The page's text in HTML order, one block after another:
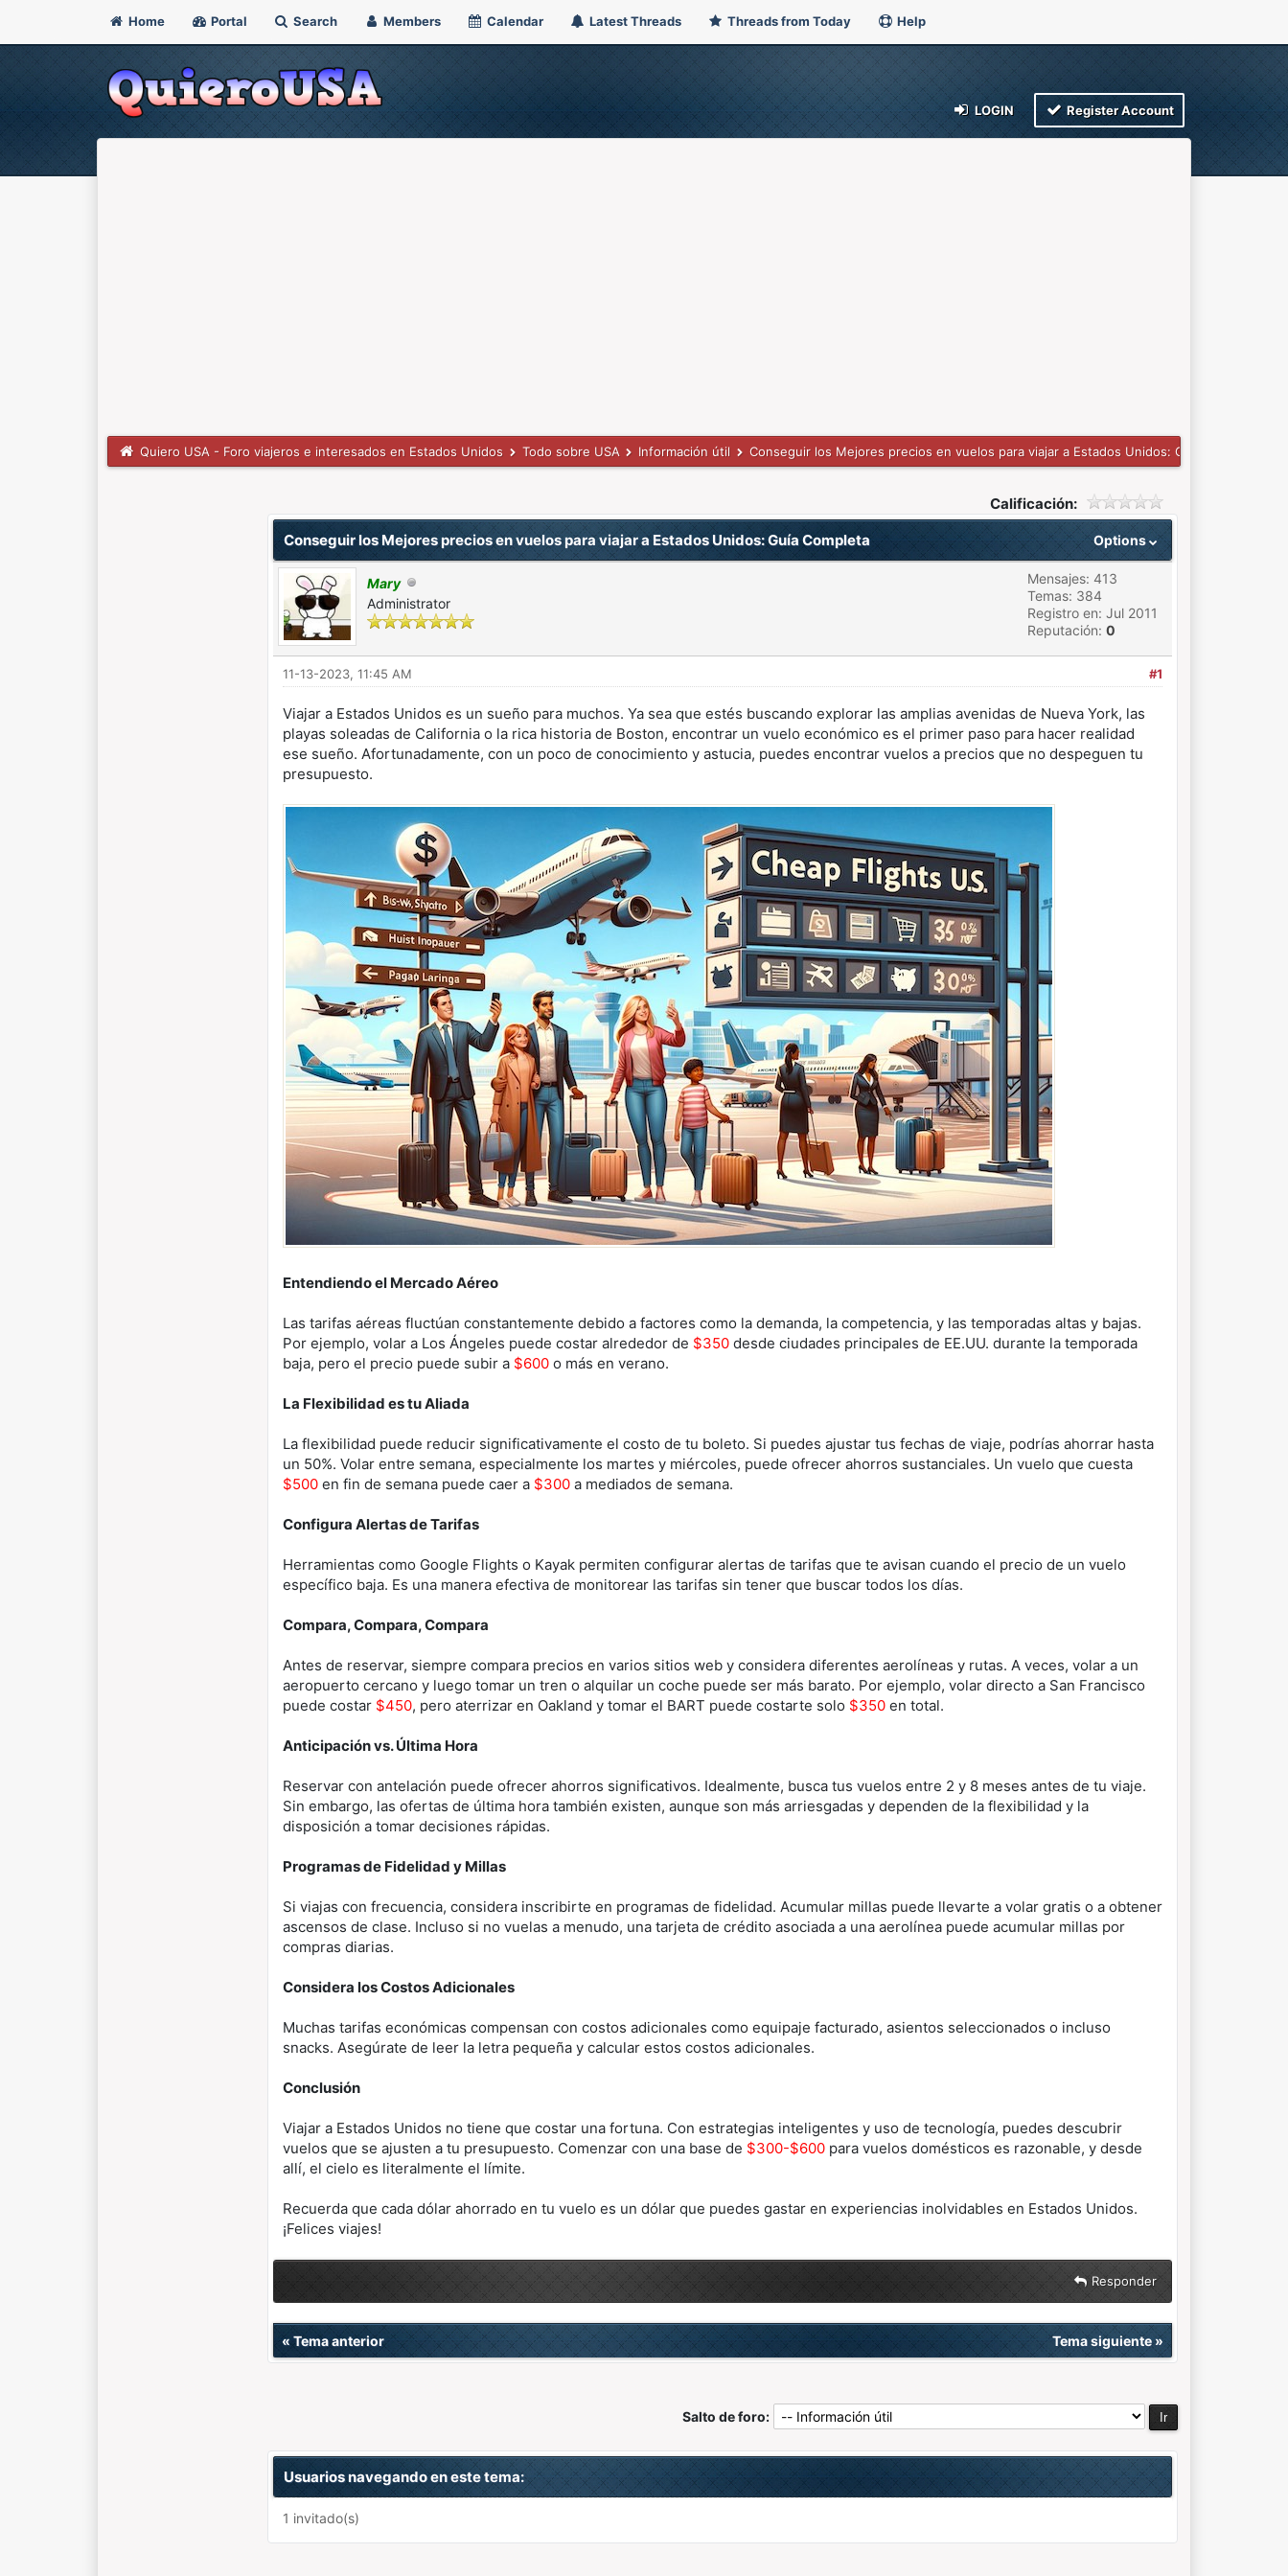
Home Portal Search Members Calendar Latest Threads Threads from Today Help
LOGIN Register Account
Quiero USA - Foro viajeros e interesados en Estados Unidos Todo sobre USA Información útil Conseguir los Mejores precios en vuelos para viajar a Estados Unidos: Guía Completa
Calificación:
Options
Conseguir los Mejores precios en vuelos para viajar a Estados Unidos: Guía Completa
Mary
Administrator
Mensajes: 413
Temas: 384
Registro en: Jul 2011
Reputación: 0
#1
11-13-2023, 11:45 AM
Viajar a Estados Unidos es un sueño para muchos. Ya sea que estés buscando explorar las amplias avenidas de Nueva York, las
playas soleadas de California o la rica historia de Boston, encontrar un vuelo económico es el primer paso para hacer realidad
ese sueño. Afortunadamente, con un poco de conocimiento y astucia, puedes encontrar vuelos a precios que no despeguen tu
presupuesto.
Entendiendo el Mercado Aéreo
Las tarifas aéreas fluctúan constantemente debido a factores como la demanda, la competencia, y las temporadas altas y bajas.
Por ejemplo, volar a Los Ángeles puede costar alrededor de $350desde ciudades principales de EE.UU. durante la temporada
baja, pero el precio puede subir a $600o más en verano.
La Flexibilidad es tu Aliada
La flexibilidad puede reducir significativamente el costo de tu boleto. Si puedes ajustar tus fechas de viaje, podrías ahorrar hasta
un 50%. Volar entre semana, especialmente los martes y miércoles, puede ofrecer ahorros sustanciales. Un vuelo que cuesta
$500en fin de semana puede caer a $300a mediados de semana.
Configura Alertas de Tarifas
Herramientas como Google Flights o Kayak permiten configurar alertas de tarifas que te avisan cuando el precio de un vuelo
específico baja. Es una manera efectiva de monitorear las tarifas sin tener que buscar todos los días.
Compara, Compara, Compara
Antes de reservar, siempre compara precios en varios sitios web y considera diferentes aerolíneas y rutas. A veces, volar a un
aeropuerto cercano y luego tomar un tren o alquilar un coche puede ser más barato. Por ejemplo, volar directo a San Francisco
puede costar $450, pero aterrizar en Oakland y tomar el BART puede costarte solo $350en total.
Anticipación vs. Última Hora
Reservar con antelación puede ofrecer ahorros significativos. Idealmente, busca tus vuelos entre 2 y 8 meses antes de tu viaje.
Sin embargo, las ofertas de última hora también existen, aunque son más arriesgadas y dependen de la flexibilidad y la
disposición a tomar decisiones rápidas.
Programas de Fidelidad y Millas
Si viajas con frecuencia, considera inscribirte en programas de fidelidad. Acumular millas puede llevarte a volar gratis o a obtener
ascensos de clase. Incluso si no vuelas a menudo, una tarjeta de crédito asociada a una aerolínea puede acumular millas por
compras diarias.
Considera los Costos Adicionales
Muchas tarifas económicas compensan con costos adicionales como equipaje facturado, asientos seleccionados o incluso
snacks. Asegúrate de leer la letra pequeña y calcular estos costos adicionales.
Conclusión
Viajar a Estados Unidos no tiene que costar una fortuna. Con estrategias inteligentes y uso de tecnología, puedes descubrir
vuelos que se ajusten a tu presupuesto. Comenzar con una base de $300-$600para vuelos domésticos es razonable, y desde
allí, el cielo es literalmente el límite.
Recuerda que cada dólar ahorrado en tu vuelo es un dólar que puedes gastar en experiencias inolvidables en Estados Unidos.
¡Felices viajes!
Responder
« Tema anterior Tema siguiente»
Salto de foro:
Usuarios navegando en este tema:
1 invitado(s)